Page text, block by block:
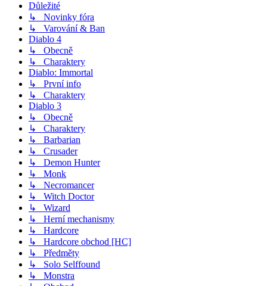
Důležité
↳ Novinky fóra
↳ Varování & Ban
Diablo 4
↳ Obecně
↳ Charaktery
Diablo: Immortal
↳ První info
↳ Charaktery
Diablo 3
↳ Obecně
↳ Charaktery
↳ Barbarian
↳ Crusader
↳ Demon Hunter
↳ Monk
↳ Necromancer
↳ Witch Doctor
↳ Wizard
↳ Herní mechanismy
↳ Hardcore
↳ Hardcore obchod [HC]
↳ Předměty
↳ Solo Selffound
↳ Monstra